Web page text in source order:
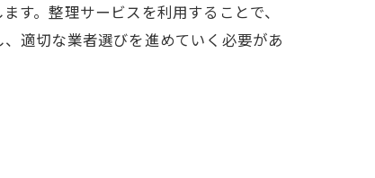
す。整理サービスを利用することで、
適切な業者選びを進めていく必要があ